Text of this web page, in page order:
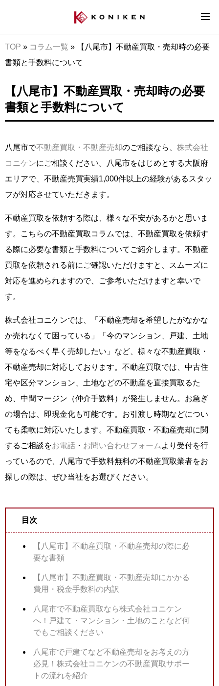
TOP » コラム一覧 »
【八尾市】不動産買取・売却時の必要
書類と手数料について
【八尾市】不動産買取・売却時の必要
書類と手数料について
八尾市で不動産買取・不動産売却のご相談なら、 株式会社
コニケンにご相談ください。八尾市をはじめとする大阪府
エリアで、不動産売買実績1,000件以上の経験があるスタッ
フが対応させていただきます。
不動産買取を依頼する際は、様々な不安があるかと思いま
す。こちらの不動産買取コラムでは、不動産買取を依頼す
る際に必要な書類と手数料についてご紹介します。不動産
買取を依頼される前にご確認いただけますと、スムーズに
対応を進められますので、ご参考いただけますと幸いで
す。
株式会社コニケンでは、「不動産売却を希望したがなかな
か売れなくて困っている」「今のマンション、戸建、土地
等をなるべく早く売却したい」など、様々な不動産買取・
不動産売却に対応しております。不動産買取では、中古住
宅や区分マンション、土地などの不動産を直接買取るた
め、中間マージン（仲介手数料）が発生しません。お急ぎ
の場合は、即現金化も可能です。お引渡し時期などについ
ても柔軟に対応いたします。不動産買取・不動産売却に関
するご相談をお電話 ・ お問い合わせフォーム より受付を行
っているので、八尾市で手数料無料の不動産買取業者をお
探しの際は、ぜひ当社をお選びください。
目次
【八尾市】不動産買取・不動産売却の際に必
要な書類
【八尾市】不動産買取・不動産売却にかかる
費用・税金手数料の内訳
八尾市で不動産買取なら株式会社コニケン
へ！戸建て・マンション・土地のことなど何
でもご相談ください
八尾市で戸建てなど不動産売却をお考えの方
必見！株式会社コニケンの不動産買取サポー
トの流れを紹介